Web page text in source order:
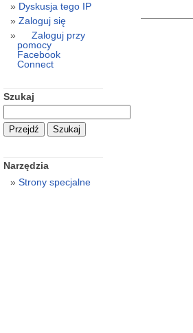
Dyskusja tego IP
Zaloguj się
Zaloguj przy
pomocy
Facebook
Connect
Szukaj
Narzędzia
Strony specjalne